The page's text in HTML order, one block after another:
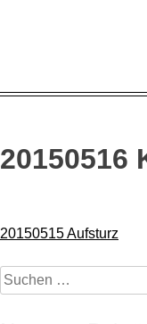
20150516
20150515 Aufsturz
Suchen
nach: